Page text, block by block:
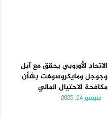
الاتحاد الأوروبي يحقق مع آبل
وجوجل ومايكروسوفت بشأن
مكافحة الاحتيال المالي
سبتمبر 24, 2025